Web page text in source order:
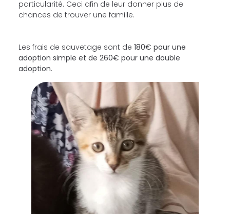
particularité. Ceci afin de leur donner plus de
chances de trouver une famille.
Les frais de sauvetage sont de 180€ pour une
adoption simple et de 260€ pour une double
adoption.